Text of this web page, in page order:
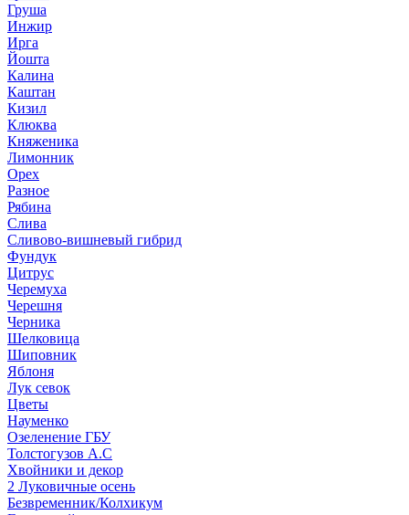
Груша
Инжир
Ирга
Йошта
Калина
Каштан
Кизил
Клюква
Княженика
Лимонник
Орех
Разное
Рябина
Слива
Сливово-вишневый гибрид
Фундук
Цитрус
Черемуха
Черешня
Черника
Шелковица
Шиповник
Яблоня
Лук севок
Цветы
Науменко
Озеленение ГБУ
Толстогузов А.С
Хвойники и декор
2 Луковичные осень
Безвременник/Колхикум